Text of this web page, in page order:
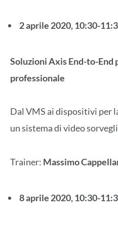
2 aprile 2020, 10:30-
Soluzioni Axis End-to-End
professionale
Dal VMS ai dispositivi per
un sistema di video
Trainer: Massimo
8 aprile 2020, 10:30-